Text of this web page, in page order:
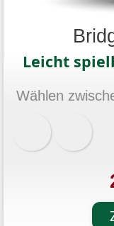
Leicht
Wählen